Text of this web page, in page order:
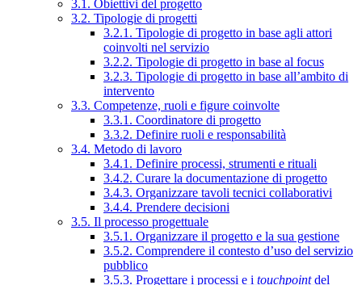
3.1. Obiettivi del progetto
3.2. Tipologie di progetti
3.2.1. Tipologie di progetto in base agli attori
coinvolti nel servizio
3.2.2. Tipologie di progetto in base al focus
3.2.3. Tipologie di progetto in base all’ambito di
intervento
3.3. Competenze, ruoli e figure coinvolte
3.3.1. Coordinatore di progetto
3.3.2. Definire ruoli e responsabilità
3.4. Metodo di lavoro
3.4.1. Definire processi, strumenti e rituali
3.4.2. Curare la documentazione di progetto
3.4.3. Organizzare tavoli tecnici collaborativi
3.4.4. Prendere decisioni
3.5. Il processo progettuale
3.5.1. Organizzare il progetto e la sua gestione
3.5.2. Comprendere il contesto d’uso del servizio
pubblico
3.5.3. Progettare i processi e i touchpointdel